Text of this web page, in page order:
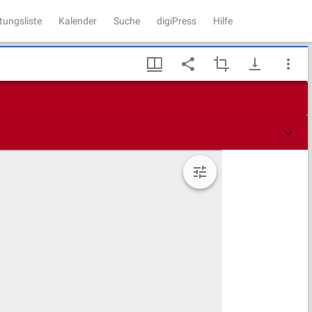
Kalender Suche digiPress Hilfe